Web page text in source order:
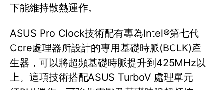
下能維持散熱運作。
ASUS Pro Clock技術配有專為Intel®第七代
Core處理器所設計的專用基礎時脈(BCLK)產
生器，可以將超頻基礎時脈提升到425MHz以
上。這項技術搭配ASUS TurboV 處理單元